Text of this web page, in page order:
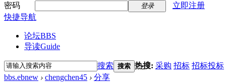
密码
登录
立即注册
快捷导航
论坛BBS
导读Guide
搜索 搜索 热搜: 采购 招标 招标投标
bbs.ebnew › chengchen45 › 分享